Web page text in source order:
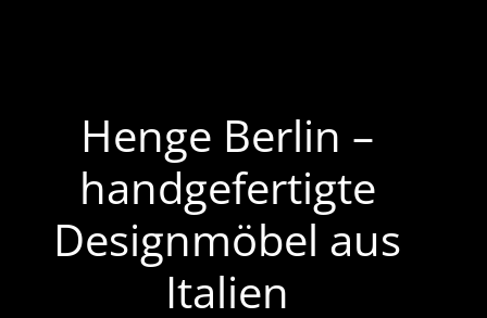
Henge Berlin –
handgefertigte
Designmöbel aus
Italien